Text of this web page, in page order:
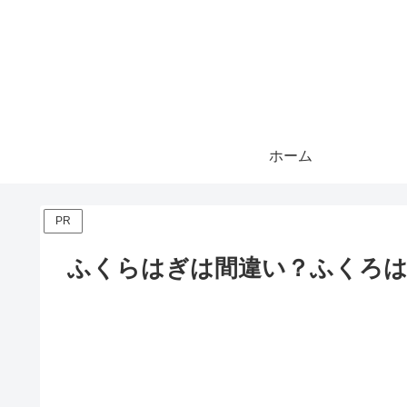
ホーム
PR
ふくらはぎは間違い？ふくろ